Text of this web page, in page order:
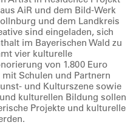
AiR und dem Bild-Werk
und dem Landkreis
sind eingeladen, sich
im Bayerischen Wald zu
vier kulturelle
von 1.800 Euro
Schulen und Partnern
und Kulturszene sowie
kulturellen Bildung sollen
Projekte und kulturelle